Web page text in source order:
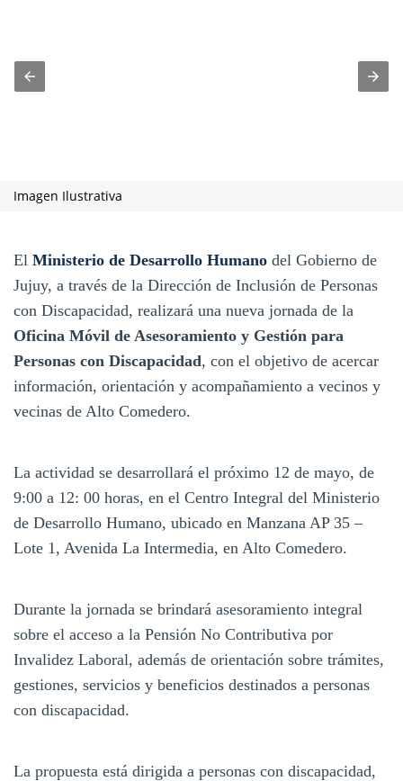
Imagen Ilustrativa
El Ministerio de Desarrollo Humano del Gobierno de
Jujuy, a través de la Dirección de Inclusión de Personas
con Discapacidad, realizará una nueva jornada de la
Oficina Móvil de Asesoramiento y Gestión para
Personas con Discapacidad, con el objetivo de acercar
información, orientación y acompañamiento a vecinos y
vecinas de Alto Comedero.
La actividad se desarrollará el próximo 12 de mayo, de
9:00 a 12: 00 horas, en el Centro Integral del Ministerio
de Desarrollo Humano, ubicado en Manzana AP 35 –
Lote 1, Avenida La Intermedia, en Alto Comedero.
Durante la jornada se brindará asesoramiento integral
sobre el acceso a la Pensión No Contributiva por
Invalidez Laboral, además de orientación sobre trámites,
gestiones, servicios y beneficios destinados a personas
con discapacidad.
La propuesta está dirigida a personas con discapacidad,